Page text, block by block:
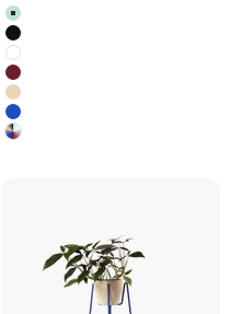
Colour
Pistachio
Black
White
Burgundy
Salmon pink
Cobalt
Custom RAL colour